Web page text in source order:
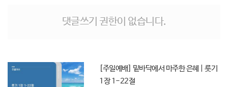
댓글쓰기 권한이 없습니다.
[주일예배] 밑바닥에서 마주한 은혜 | 룻기
1장 1-22절